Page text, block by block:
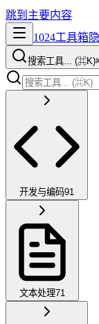
跳到主要内容
1024工具箱
搜索工具... (⌘K)
开发与编码91
文本处理71